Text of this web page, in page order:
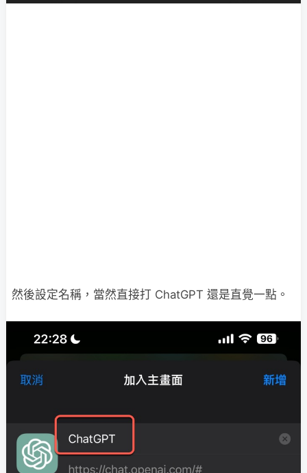
然後設定名稱，當然直接打 ChatGPT 還是直覺一點。